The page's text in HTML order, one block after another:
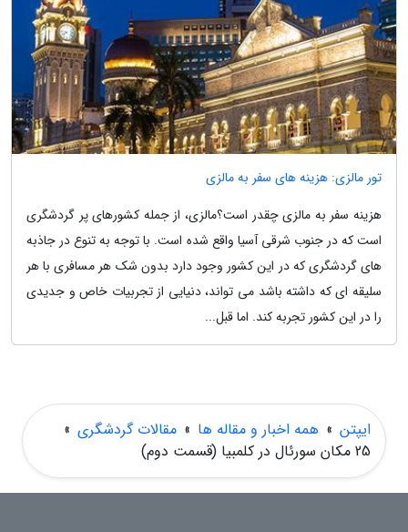
تور مالزی: هزینه های سفر به مالزی
هزینه سفر به مالزی چقدر است؟مالزی، از جمله کشورهای پر گردشگری
است که در جنوب شرقی آسیا واقع شده است. با توجه به تنوع در جاذبه
های گردشگری که در این کشور وجود دارد بدون شک هر مسافری با هر
سلیقه ای که داشته باشد می تواند، دنیایی از تجربیات خاص و جدیدی
را در این کشور تجربه کند. اما قبل...
ایپتن » همه اخبار و مقاله ها » مقالات گردشگری »
25 مکان سورئال در کلمبیا (قسمت دوم)